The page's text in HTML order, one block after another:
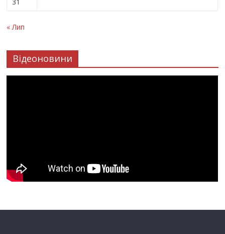
31
« Лип
Відеоновини